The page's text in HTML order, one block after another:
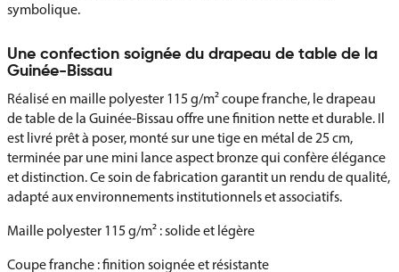
symbolique.
Une confection soignée du drapeau de table de la
Guinée-Bissau
Réalisé en maille polyester 115 g/m² coupe franche, le drapeau
de table de la Guinée-Bissau offre une finition nette et durable. Il
est livré prêt à poser, monté sur une tige en métal de 25 cm,
terminée par une mini lance aspect bronze qui confère élégance
et distinction. Ce soin de fabrication garantit un rendu de qualité,
adapté aux environnements institutionnels et associatifs.
Maille polyester 115 g/m² : solide et légère
Coupe franche : finition soignée et résistante